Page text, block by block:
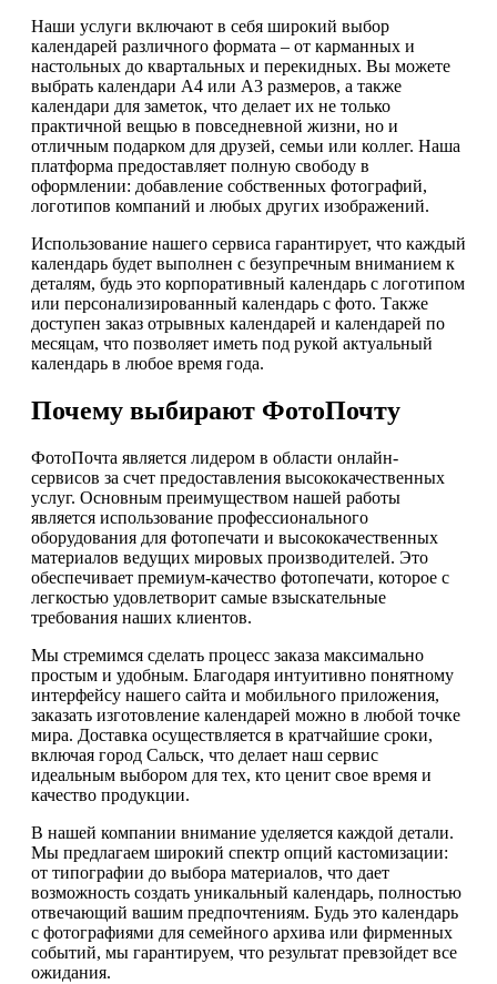
Наши услуги включают в себя широкий выбор
календарей различного формата – от карманных и
настольных до квартальных и перекидных. Вы можете
выбрать календари А4 или А3 размеров, а также
календари для заметок, что делает их не только
практичной вещью в повседневной жизни, но и
отличным подарком для друзей, семьи или коллег. Наша
платформа предоставляет полную свободу в
оформлении: добавление собственных фотографий,
логотипов компаний и любых других изображений.
Использование нашего сервиса гарантирует, что каждый
календарь будет выполнен с безупречным вниманием к
деталям, будь это корпоративный календарь с логотипом
или персонализированный календарь с фото. Также
доступен заказ отрывных календарей и календарей по
месяцам, что позволяет иметь под рукой актуальный
календарь в любое время года.
Почему выбирают ФотоПочту
ФотоПочта является лидером в области онлайн-
сервисов за счет предоставления высококачественных
услуг. Основным преимуществом нашей работы
является использование профессионального
оборудования для фотопечати и высококачественных
материалов ведущих мировых производителей. Это
обеспечивает премиум-качество фотопечати, которое с
легкостью удовлетворит самые взыскательные
требования наших клиентов.
Мы стремимся сделать процесс заказа максимально
простым и удобным. Благодаря интуитивно понятному
интерфейсу нашего сайта и мобильного приложения,
заказать изготовление календарей можно в любой точке
мира. Доставка осуществляется в кратчайшие сроки,
включая город Сальск, что делает наш сервис
идеальным выбором для тех, кто ценит свое время и
качество продукции.
В нашей компании внимание уделяется каждой детали.
Мы предлагаем широкий спектр опций кастомизации:
от типографии до выбора материалов, что дает
возможность создать уникальный календарь, полностью
отвечающий вашим предпочтениям. Будь это календарь
с фотографиями для семейного архива или фирменных
событий, мы гарантируем, что результат превзойдет все
ожидания.